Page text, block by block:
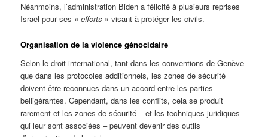
Néanmoins, l’administration Biden a félicité à plusieurs reprises
Israël pour ses «efforts » visant à protéger les civils.
Organisation de la violence génocidaire
Selon le droit international, tant dans les conventions de Genève
que dans les protocoles additionnels, les zones de sécurité
doivent être reconnues dans un accord entre les parties
belligérantes. Cependant, dans les conflits, cela se produit
rarement et les zones de sécurité – et les techniques juridiques
qui leur sont associées – peuvent devenir des outils